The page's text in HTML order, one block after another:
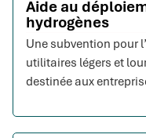
Aide au
hydrogènes
Une subvention pour
utilitaires légers et
destinée aux